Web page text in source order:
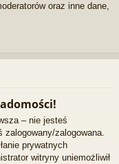
oraz inne dane,
– nie jesteś
zalogowana.
prywatnych
witryny uniemożliwił